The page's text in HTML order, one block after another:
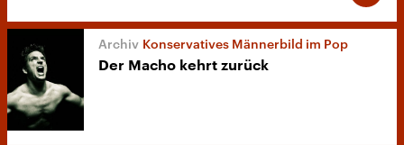
Konservatives Männerbild im Pop
Der Macho kehrt zurück